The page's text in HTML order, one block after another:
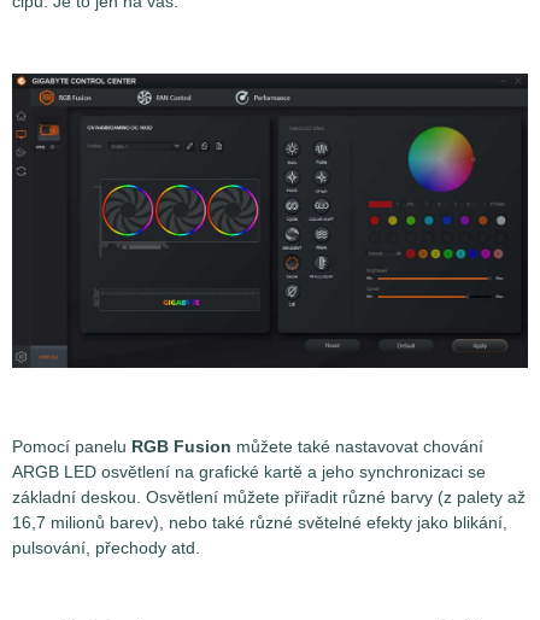
Pomocí panelu RGB Fusion můžete také nastavovat chování
ARGB LED osvětlení na grafické kartě a jeho synchronizaci se
základní deskou. Osvětlení můžete přiřadit různé barvy (z palety až
16,7 milionů barev), nebo také různé světelné efekty jako blikání,
pulsování, přechody atd.